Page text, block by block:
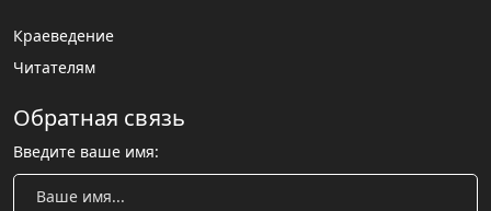
Краеведение
Читателям
Обратная связь
Введите ваше имя: